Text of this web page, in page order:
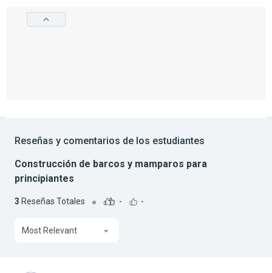
Reseñas y comentarios de los estudiantes
Construcción de barcos y mamparos para
principiantes
3 Reseñas Totales - -
Most Relevant